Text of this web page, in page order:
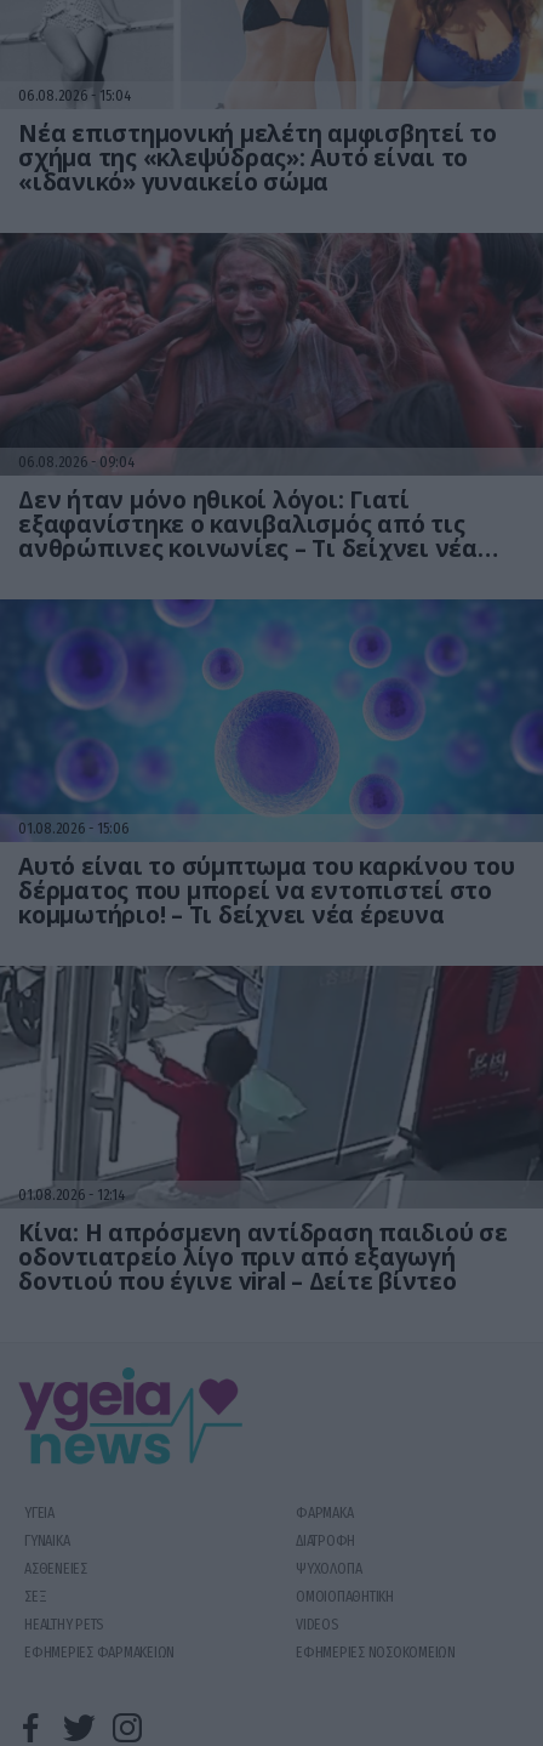
06.08.2026 15:04
Νέα επιστημονική μελέτη αμφισβητεί το
σχήμα της «κλεψύδρας»: Αυτό είναι το
«ιδανικό» γυναικείο σώμα
06.08.2026 09:04
Δεν ήταν μόνο ηθικοί λόγοι: Γιατί
εξαφανίστηκε ο κανιβαλισμός από τις
ανθρώπινες κοινωνίες – Τι δείχνει νέα
01.08.2026 15:06
Αυτό είναι το σύμπτωμα του καρκίνου του
δέρματος που μπορεί να εντοπιστεί στο
κομμωτήριο! – Τι δείχνει νέα έρευνα
01.08.2026 12:14
Κίνα: Η απρόσμενη αντίδραση παιδιού σε
οδοντιατρείο λίγο πριν από εξαγωγή
δοντιού που έγινε viral – Δείτε βίντεο
ΥΓΕΙΑ
ΦΑΡΜΑΚΑ
ΓΥΝΑΙΚΑ
ΔΙΑΤΡΟΦΗ
ΑΣΘΕΝΕΙΕΣ
ΨΥΧΟΛΟΓΙΑ
ΣΕΞ
ΟΜΟΙΟΠΑΘΗΤΙΚΗ
HEALTHY PETS
VIDEOS
ΕΦΗΜΕΡΙΕΣ ΦΑΡΜΑΚΕΙΩΝ
ΕΦΗΜΕΡΙΕΣ ΝΟΣΟΚΟΜΕΙΩΝ